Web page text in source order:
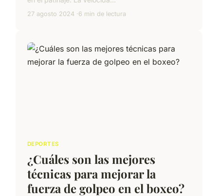
27 agosto 2024 6 min de lectura
DEPORTES
¿Cuáles son las mejores
técnicas para mejorar la
fuerza de golpeo en el boxeo?